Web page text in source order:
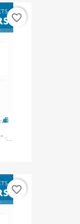
:...
favorite_border
favorite_border